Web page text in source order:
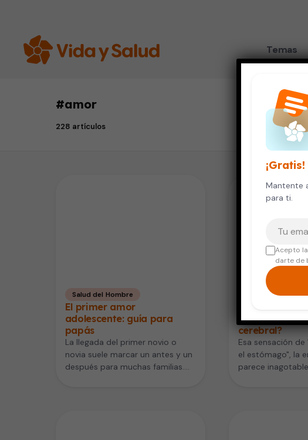
Temas
#amor
228 artículos
Salud del Hombre
El primer amor
adolescente: guía para
papás
La llegada del primer novio o
novia suele marcar un antes y un
después para muchas familias.
Corazón
¿Es amor o
cerebral?
Esa sensación
el estómago", la
parece
¡Gratis!
Mantente
para ti.
Acepto
darte de